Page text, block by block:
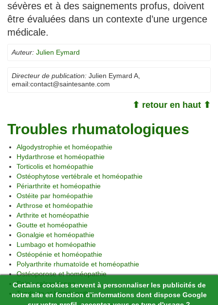
Certains cookies servent à personnaliser les publicités de
notre site en fonction d’informations dont dispose Google
sévères et à des saignements profus, doivent
être évaluées dans un contexte d’une urgence
médicale.
Auteur: Julien Eymard
Directeur de publication: Julien Eymard A
email:contact@saintesante.com
⬆ retour en haut ⬆
Troubles rhumatologiques
Algodystrophie et homéopathie
Hydarthrose et homéopathie
Torticolis et homéopathie
Ostéophytose vertébrale et homéopathie
Périarthrite et homéopathie
Ostéite par homéopathie
Arthrose et homéopathie
Arthrite et homéopathie
Goutte et homéopathie
Gonalgie et homéopathie
Lumbago et homéopathie
Ostéopénie et homéopathie
Polyarthrite rhumatoïde et homéopathie
Ostéoporose et homéopathie
Epine calcanéenne
Tendinite et homéopathie